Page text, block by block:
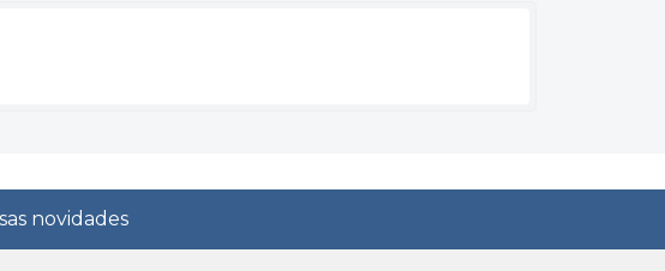
novidades